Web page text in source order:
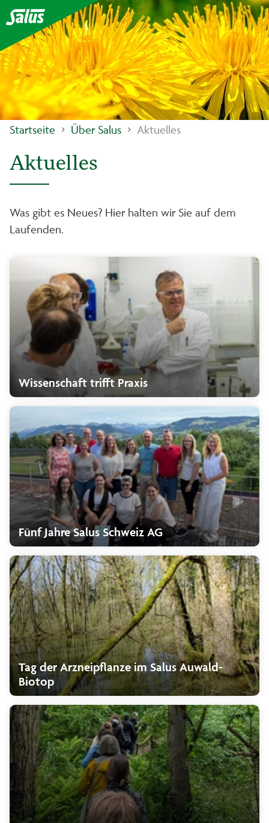
Startseite Über Salus Aktuelles
Aktuelles
Was gibt es Neues? Hier halten wir Sie auf dem
Laufenden.
Wissenschaft trifft Praxis
Fünf Jahre Salus Schweiz AG
Tag der Arzneipflanze im Salus Auwald-
Biotop